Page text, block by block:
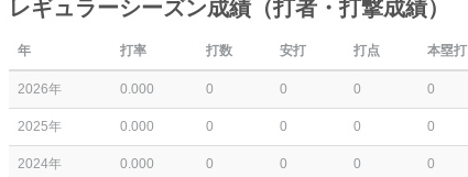
レギュラーシーズン成績（打者・打撃成績）
年 打率 打数 安打 打点 本塁打
2026年 0.000 0 0 0 0
2025年 0.000 0 0 0 0
2024年 0.000 0 0 0 0